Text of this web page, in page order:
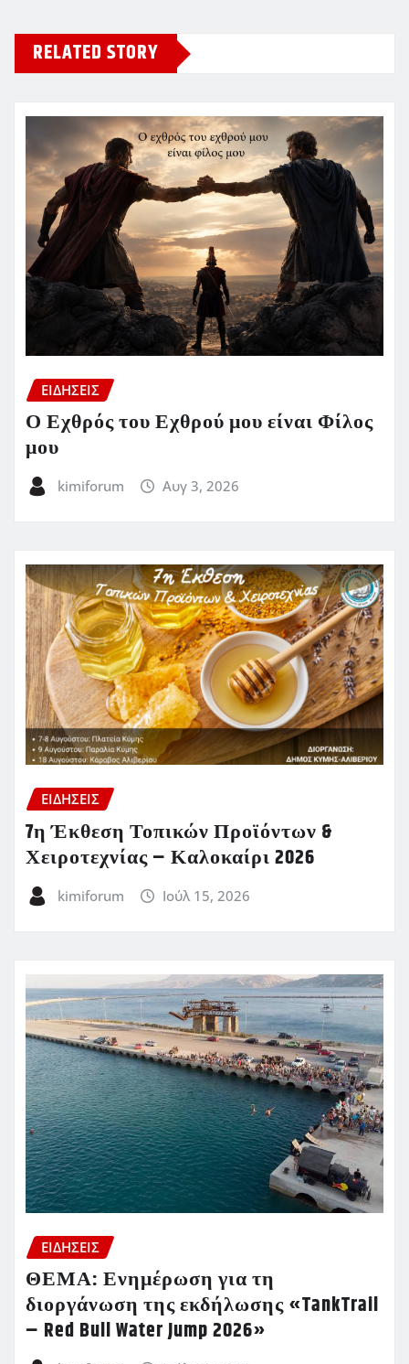
RELATED STORY
ΕΙΔΗΣΕΙΣ
Ο Εχθρός του Εχθρού μου είναι Φίλος
μου
kimiforum Αυγ 3, 2026
ΕΙΔΗΣΕΙΣ
7η Έκθεση Τοπικών Προϊόντων &
Χειροτεχνίας – Καλοκαίρι 2026
kimiforum Ιούλ 15, 2026
ΕΙΔΗΣΕΙΣ
ΘΕΜΑ: Ενημέρωση για τη
διοργάνωση της εκδήλωσης «TankTrail
– Red Bull Water Jump 2026»